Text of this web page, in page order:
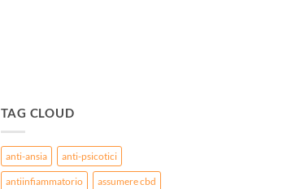
TAG CLOUD
anti-ansia anti-psicotici
antiinfiammatorio assumere cbd